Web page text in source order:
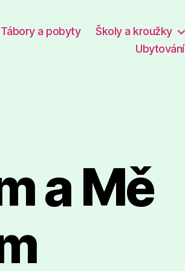
Tábory a pobyty
Školy a kroužky
Ubytování
a Mě